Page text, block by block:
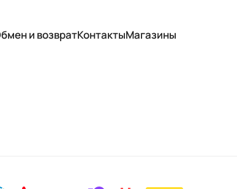
и возвратКонтактыМагазины